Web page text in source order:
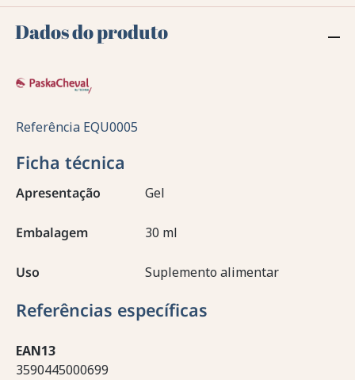
Dados do produto
Referência EQU0005
Ficha técnica
Apresentação Gel
Embalagem 30 ml
Uso Suplemento alimentar
Referências específicas
EAN13
3590445000699